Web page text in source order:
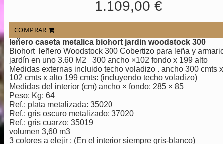
1.109,00 €
COMPRAR
leñero caseta metalica biohort jardin woodstock 300
Biohort leñero Woodstock 300 Cobertizo para leña y
jardín en uno 3.60 M2 300 ancho ×102 fondo x 199 alto
Medidas externas incluido techo voladizo , ancho 300 cmts
102 cmts x alto 199 cmts: (incluyendo techo voladizo)
Medidas del interior (cm) ancho × fondo: 285 × 85
Peso: Kg: 64
Ref.: plata metalizada: 35020
Ref.: gris oscuro metalizado: 37020
Ref.: gris cuarzo: 35019
volumen 3,60 m3
3 colores a elejir : (En el interior siempre gris-blanco)